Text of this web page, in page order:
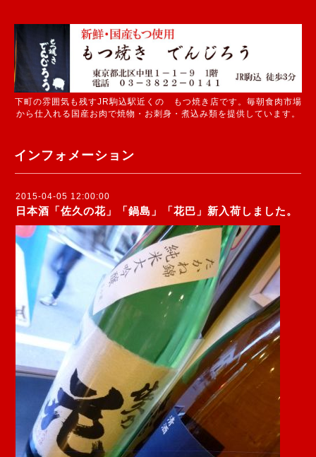
下町の雰囲気も残すJR駒込駅近くの もつ焼き店です。毎朝食肉市場
から仕入れる国産お肉で焼物・お刺身・煮込み類を提供しています。
インフォメーション
2015-04-05 12:00:00
日本酒「佐久の花」「鍋島」「花巴」新入荷しました。